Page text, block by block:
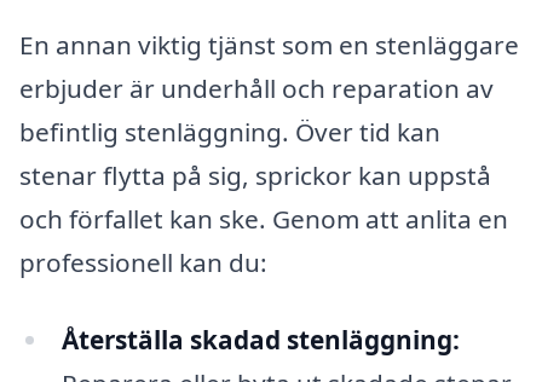
En annan viktig tjänst som en stenläggare
erbjuder är underhåll och reparation av
befintlig stenläggning. Över tid kan
stenar flytta på sig, sprickor kan uppstå
och förfallet kan ske. Genom att anlita en
professionell kan du:
Återställa skadad stenläggning: